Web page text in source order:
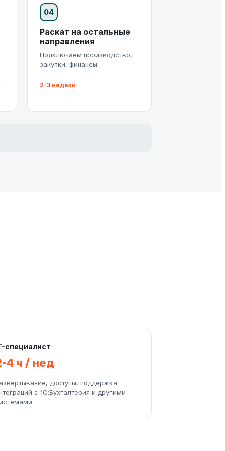
04
Раскат на остальные
направления
Подключаем производство,
закупки, финансы.
2-3 недели
специалист
4 ч / нед
доступы, поддержка
с 1С:Бухгалтерия и другими